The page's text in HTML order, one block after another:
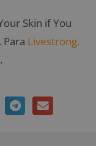
Skin if You
Livestrong.